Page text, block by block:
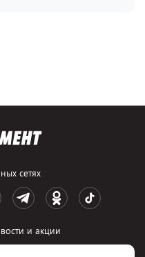
сетях
и акции